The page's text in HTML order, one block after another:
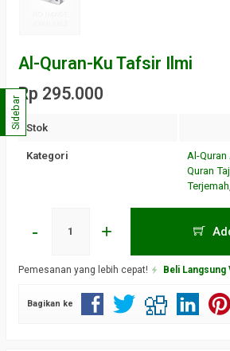
Al-Quran-Ku Tafsir Ilmi
Rp 295.000
Stok
Kategori Al-Quran
Quran
Terjemah,
- +
Pemesanan yang lebih cepat! Beli Langsung
Bagikan ke
Sidebar